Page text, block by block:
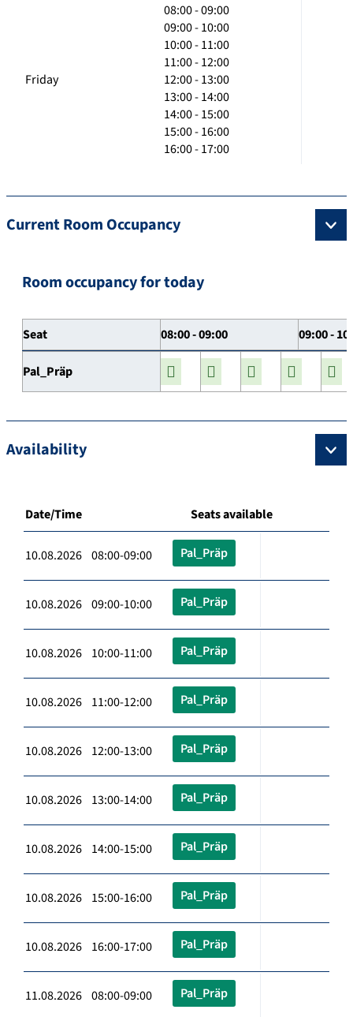
Friday
08:00 - 09:00
09:00 - 10:00
10:00 - 11:00
11:00 - 12:00
12:00 - 13:00
13:00 - 14:00
14:00 - 15:00
15:00 - 16:00
16:00 - 17:00
Current Room Occupancy
Room occupancy for today
Seat 08:00 - 09:00 09:00 -
Pal_Präp
Availability
Date/Time Seats available
10.08.2026 08:00-09:00 Pal_Präp
10.08.2026 09:00-10:00 Pal_Präp
10.08.2026 10:00-11:00 Pal_Präp
10.08.2026 11:00-12:00 Pal_Präp
10.08.2026 12:00-13:00 Pal_Präp
10.08.2026 13:00-14:00 Pal_Präp
10.08.2026 14:00-15:00 Pal_Präp
10.08.2026 15:00-16:00 Pal_Präp
10.08.2026 16:00-17:00 Pal_Präp
11.08.2026 08:00-09:00 Pal_Präp